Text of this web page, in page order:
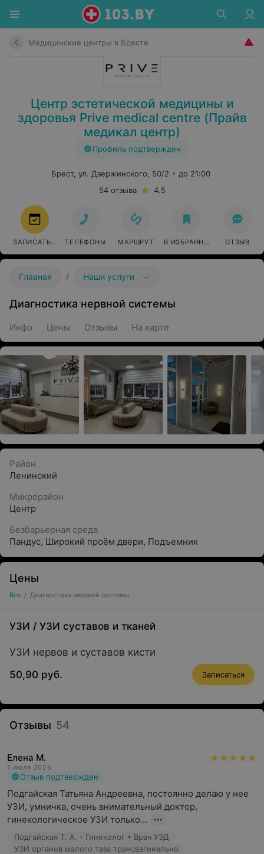
Медицинские центры в Бресте
Центр эстетической медицины и
здоровья Prive medical centre (Прайв
медикал центр)
Профиль подтвержден
Брест, ул. Дзержинского, 50/2
до 21:00
54 отзыва
4.5
ЗАПИСАТЬСЯ ТЕЛЕФОНЫ МАРШРУТ В ИЗБРАННОЕ ОТЗЫВ
Главная / Наши услуги
Диагностика нервной системы
Инфо Цены Отзывы На карте
Район
Ленинский
Микрорайон
Центр
Безбарьерная среда
Пандус, Широкий проём двери, Подъемник
Цены
Все / Диагностика нервной системы
УЗИ / УЗИ суставов и тканей
УЗИ нервов и суставов кисти
50,90 руб.
Записаться
Отзывы 54
Елена М.
1 июля 2026
Отзыв подтвержден
Подгайская Татьяна Андреевна, постоянно делаю у нее
УЗИ, умничка, очень внимательный доктор,
гинекологическое УЗИ только...
Подгайская Т. А. - Гинеколог • Врач УЗД
УЗИ органов малого таза трансвагинально